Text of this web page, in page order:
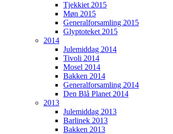
Tjekkiet 2015
Møn 2015
Generalforsamling 2015
Glyptoteket 2015
2014
Julemiddag 2014
Tivoli 2014
Mosel 2014
Bakken 2014
Generalforsamling 2014
Den Blå Planet 2014
2013
Julemiddag 2013
Barlinek 2013
Bakken 2013